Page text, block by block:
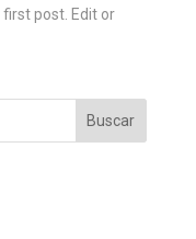
post. Edit or
Buscar